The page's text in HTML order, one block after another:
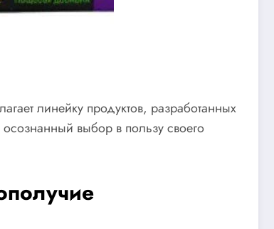
линейку продуктов, разработанных
выбор в пользу своего